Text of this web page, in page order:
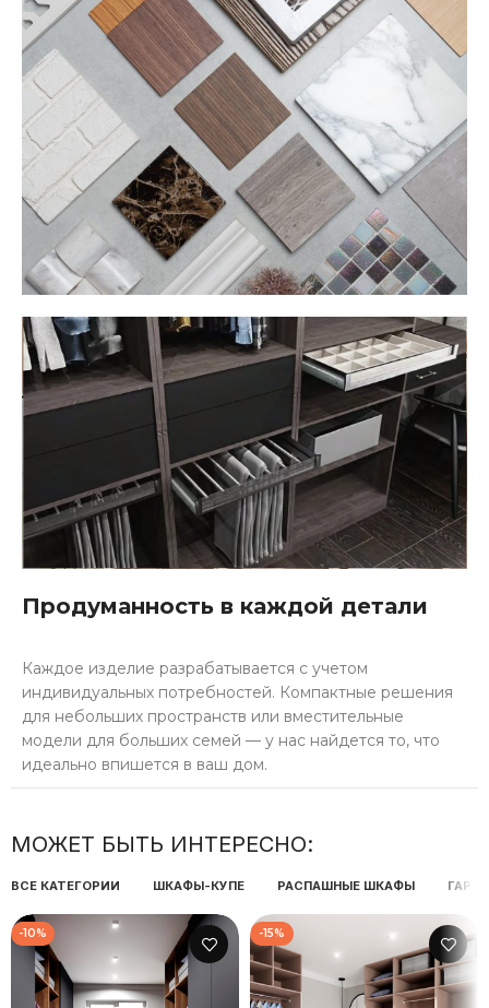
Продуманность в каждой детали
Каждое изделие разрабатывается с учетом
индивидуальных потребностей. Компактные решения
для небольших пространств или вместительные
модели для больших семей — у нас найдется то, что
идеально впишется в ваш дом.
МОЖЕТ БЫТЬ ИНТЕРЕСНО:
ВСЕ КАТЕГОРИИ ШКАФЫ-КУПЕ РАСПАШНЫЕ ШКАФЫ
-10% -15%